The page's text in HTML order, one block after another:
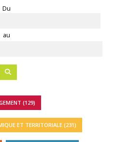
Du
au
(129)
ET TERRITORIALE (231)